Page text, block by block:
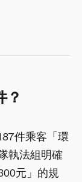
？
件乘客「環
執法組明確
元」的規